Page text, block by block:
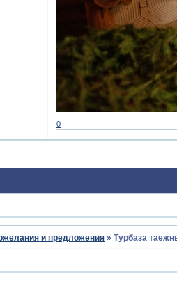
0
и предложения »Турбаза